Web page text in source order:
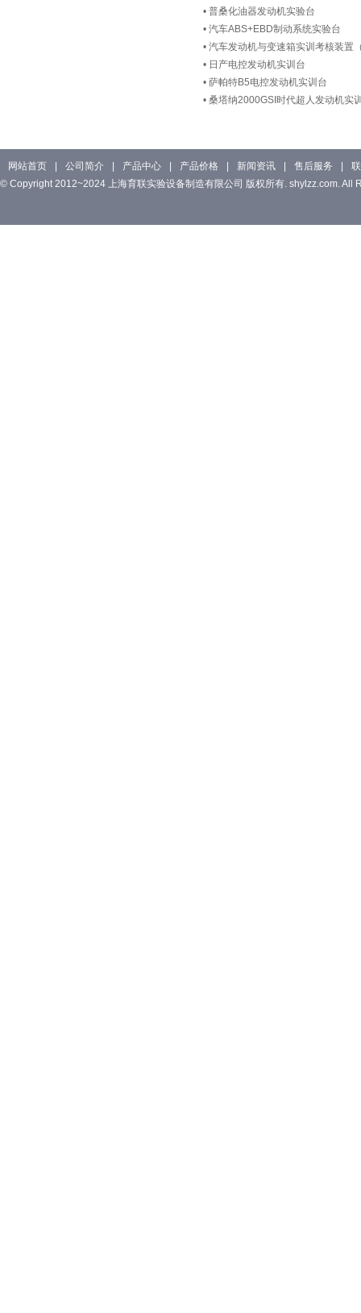
• 普桑化油器发动机实验台
• 汽车ABS+EBD制动系统实验台
• 汽车发动机与变速箱实训考核装置
• 日产电控发动机实训台
• 萨帕特B5电控发动机实训台
• 桑塔纳2000GSI时代超人发动机实
网站首页 公司简介 产品中心 产品价格 新闻资讯 售后服务
© Copyright 2012~2024 上海育联实验设备制造有限公司 版权所有. shylzz.com. All